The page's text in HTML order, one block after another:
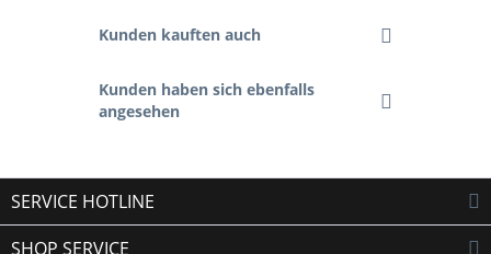
Kunden kauften auch
Kunden haben sich ebenfalls
angesehen
SERVICE HOTLINE
SHOP SERVICE